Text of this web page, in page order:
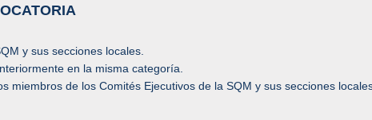
y sus secciones locales.
en la misma categoría.
miembros de los Comités Ejecutivos de la SQM y sus secciones